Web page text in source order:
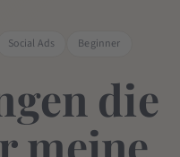
Social Ads Beginner
die
meine